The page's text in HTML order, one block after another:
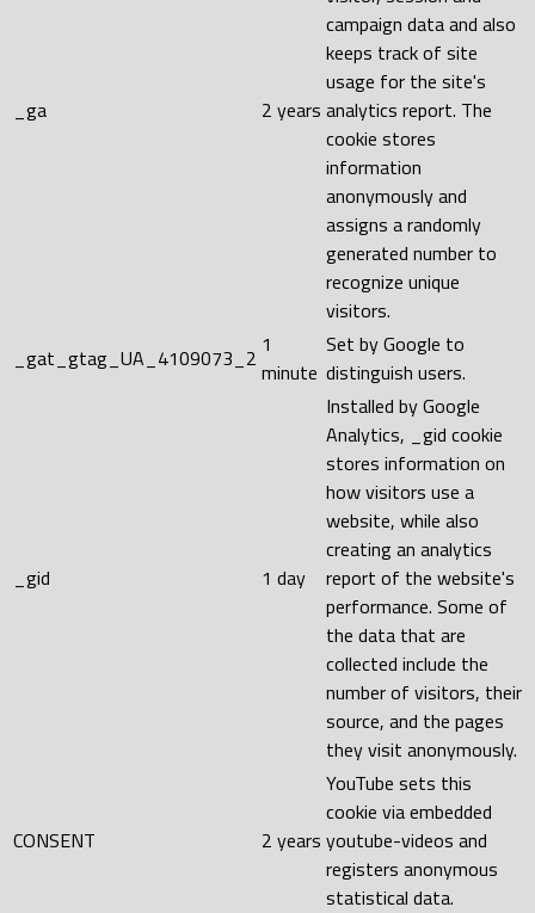
_ga 2 years
campaign data and also
keeps track of site
usage for the site's
analytics report. The
cookie stores
information
anonymously and
assigns a randomly
generated number to
recognize unique
visitors.
_gat_gtag_UA_4109073_2 1
minute
Set by Google to
distinguish users.
_gid 1 day
Installed by Google
Analytics, _gid cookie
stores information on
how visitors use a
website, while also
creating an analytics
report of the website's
performance. Some of
the data that are
collected include the
number of visitors, their
source, and the pages
they visit anonymously.
CONSENT 2 years
YouTube sets this
cookie via embedded
youtube-videos and
registers anonymous
statistical data.